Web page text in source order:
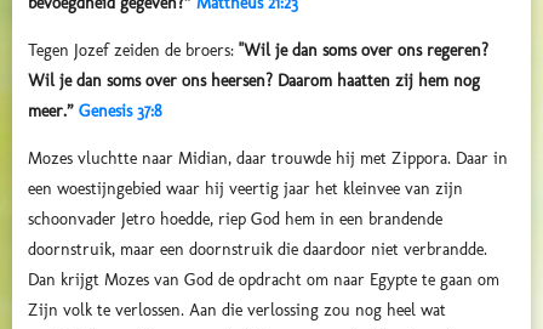
Tegen Jozef zeiden de broers: "Wil je dan soms over ons regeren?
Wil je dan soms over ons heersen? Daarom haatten zij hem nog
meer.” Genesis 37:8
Mozes vluchtte naar Midian, daar trouwde hij met Zippora. Daar in
een woestijngebied waar hij veertig jaar het kleinvee van zijn
schoonvader Jetro hoedde, riep God hem in een brandende
doornstruik, maar een doornstruik die daardoor niet verbrandde.
Dan krijgt Mozes van God de opdracht om naar Egypte te gaan om
Zijn volk te verlossen. Aan die verlossing zou nog heel wat